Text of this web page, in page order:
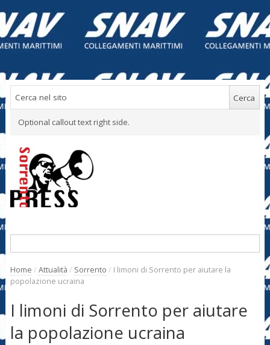
Optional callout text right side.
Home / Attualità / Sorrento / I limoni di Sorrento per aiutare la
popolazione ucraina
I limoni di Sorrento per aiutare
la popolazione ucraina